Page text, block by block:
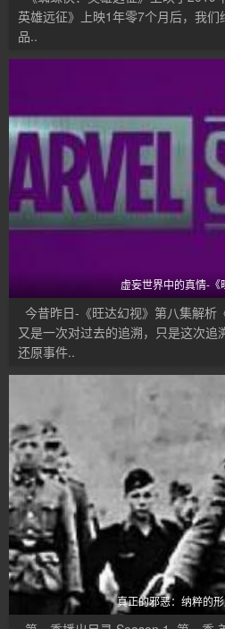
英雄远征》上映1年零7个月后，我
品..
虚妄世界中的真情-《
今昔昨日-《旺达幻视》第八集解析
又是一次对过去的追溯，只是这次追
还原事件..
真正的邪恶：纳粹的